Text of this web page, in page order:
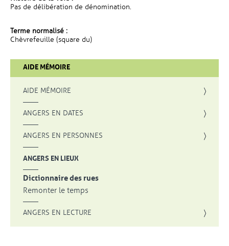
Pas de délibération de dénomination.
Terme normalisé :
Chèvrefeuille (square du)
AIDE MÉMOIRE
AIDE MÉMOIRE
ANGERS EN DATES
ANGERS EN PERSONNES
ANGERS EN LIEUX
Dictionnaire des rues
Remonter le temps
ANGERS EN LECTURE